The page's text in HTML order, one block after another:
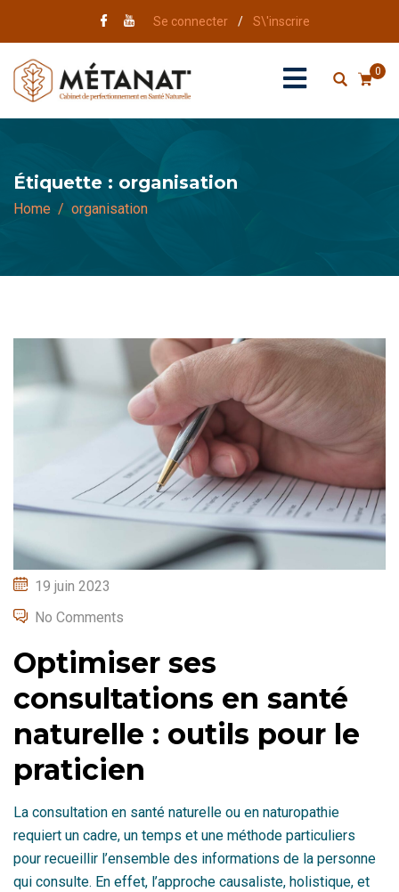
Se connecter / S\'inscrire
0
Étiquette : organisation
Home organisation
Posted
on
19 juin 2023
No Comments
Optimiser ses
consultations en santé
naturelle : outils pour le
praticien
La consultation en santé naturelle ou en naturopathie
requiert un cadre, un temps et une méthode particuliers
pour recueillir l’ensemble des informations de la personne
qui consulte. En effet, l’approche causaliste, holistique, et